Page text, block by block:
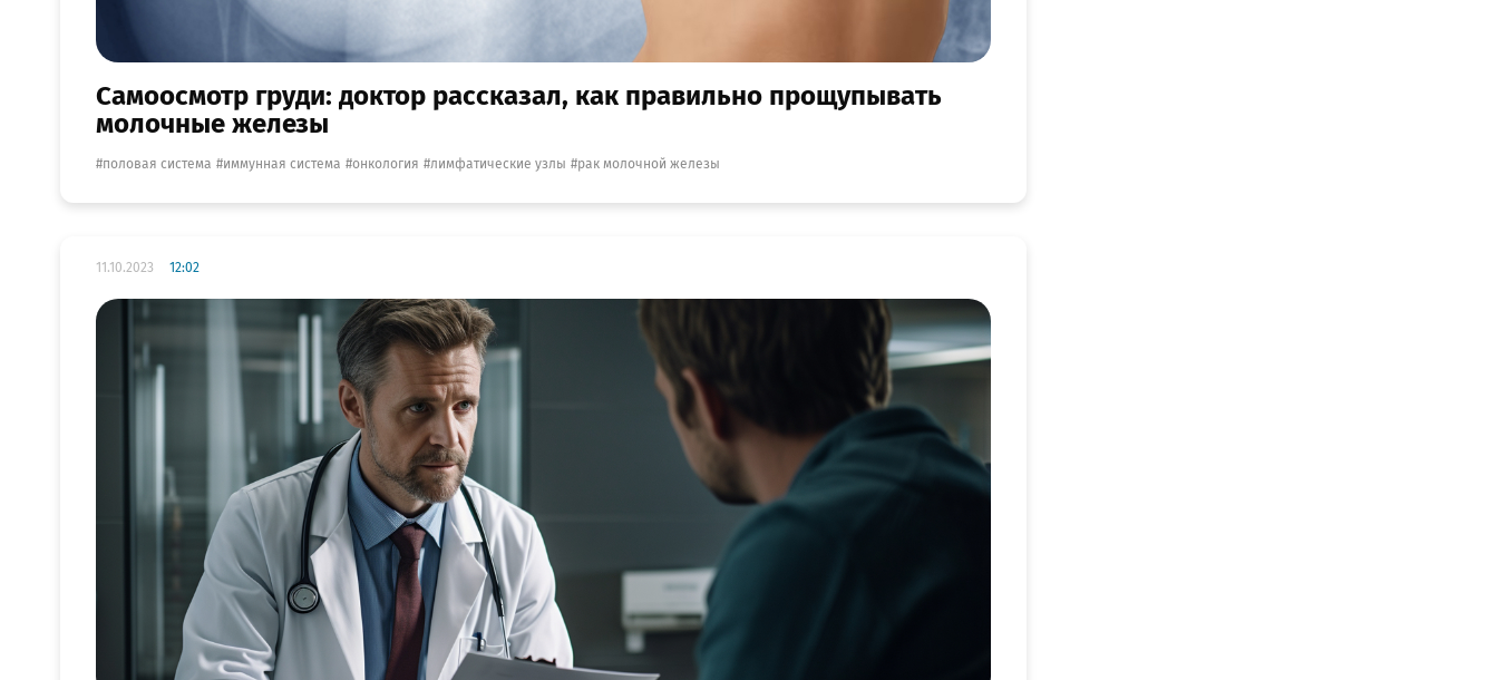
Самоосмотр груди: доктор рассказал, как правильно прощупывать
молочные железы
половая система иммунная система онкология лимфатические узлы рак молочной железы
11.10.2023 12:02